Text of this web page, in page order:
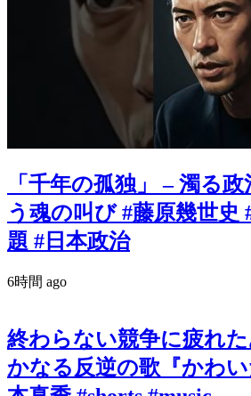
「千年の孤独」 – 濁る
う魂の叫び #藤原幾世史
題 #日本政治
6時間 ago
終わらない競争に疲れ
かなる反逆の歌『かわ